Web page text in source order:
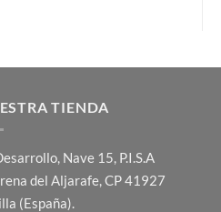
TIENDA
Nave 15, P.I.S.A
del Aljarafe, CP 41927
(España).